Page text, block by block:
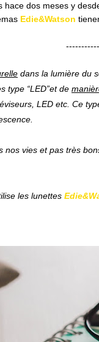
hace dos meses y
Edie&Watson
dans la lumière du
type “LED”et de
LED etc. Ce
vies et pas très
les lunettes